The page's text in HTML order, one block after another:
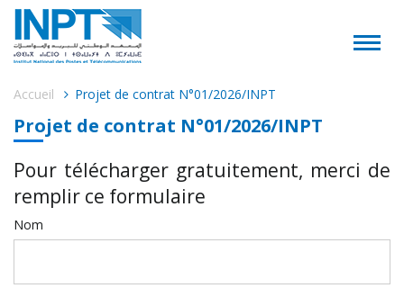
Accueil Projet de contrat N°01/2026/INPT
Projet de contrat N°01/2026/INPT
Pour télécharger gratuitement, merci de
remplir ce formulaire
Nom